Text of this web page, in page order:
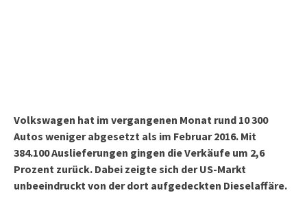
Volkswagen hat im vergangenen Monat rund 10 300
Autos weniger abgesetzt als im Februar 2016. Mit
384.100 Auslieferungen gingen die Verkäufe um 2,6
Prozent zurück. Dabei zeigte sich der US-Markt
unbeeindruckt von der dort aufgedeckten Dieselaffäre.